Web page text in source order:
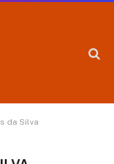
da Silva